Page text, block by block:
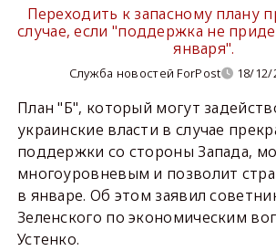
Переходить к запасному плану
случае, если "поддержка не
января".
Служба новостей ForPost 18/12/
План "Б", который могут
украинские власти в случае
поддержки со стороны Запада,
многоуровневым и позволит
в январе. Об этом заявил
Зеленского по экономическим
Устенко.